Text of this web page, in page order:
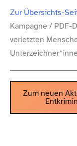
Zur Übersichts-​
Kampagne /​ PDF-​
verletzten
Zum neuen